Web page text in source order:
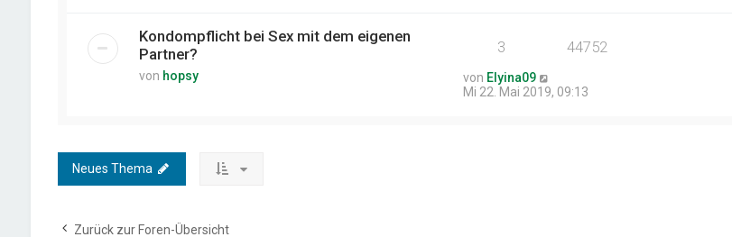
Kondompflicht bei Sex mit dem eigenen
Partner?
von hopsy
3 44752
von Elyina09
Mi 22. Mai 2019, 09:13
Neues Thema
Zurück zur Foren-Übersicht